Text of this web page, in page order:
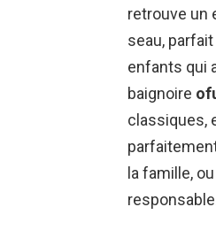
retrouve un
seau,
enfants qui
baignoire
classiques,
la famille,